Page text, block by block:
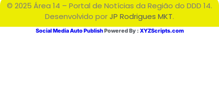
© 2025 Área 14 – Portal de Notícias da Região do DDD 14.
Desenvolvido porJP Rodrigues MKT.
Social Media Auto PublishPowered By : XYZScripts.com